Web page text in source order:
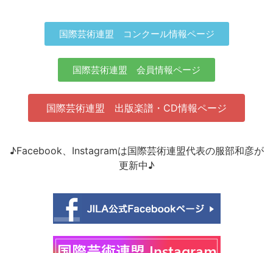
国際芸術連盟 コンクール情報ページ
国際芸術連盟 会員情報ページ
国際芸術連盟 出版楽譜・CD情報ページ
♪Facebook、Instagramは国際芸術連盟代表の服部和彦が
更新中♪